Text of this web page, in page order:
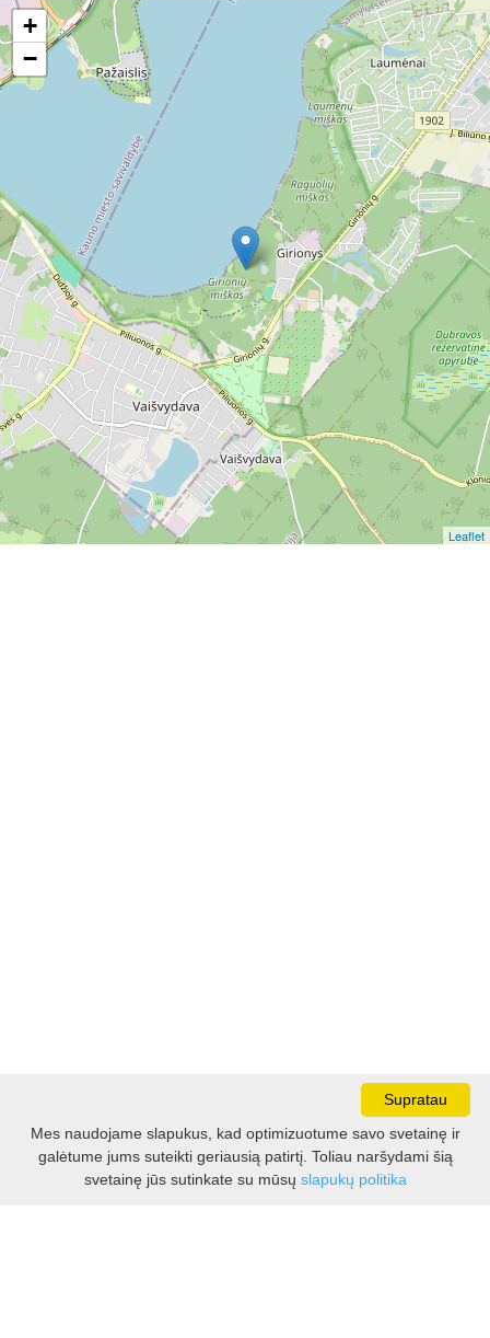
+
−
Leaflet
Darbo laikas:
I - V 8.30 - 17.00 val.
Supratau
Mes naudojame slapukus, kad optimizuotume savo svetainę ir
galėtume jums suteikti geriausią patirtį. Toliau naršydami šią
svetainę jūs sutinkate su mūsų slapukų politika